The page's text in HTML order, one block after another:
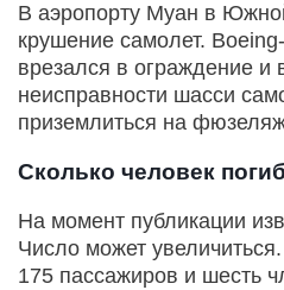
В аэропорту Муан в
крушение самолет.
врезался в ограждение и
неисправности шасси
приземлиться на
Сколько человек
На момент публикации
Число может
175 пассажиров и шесть